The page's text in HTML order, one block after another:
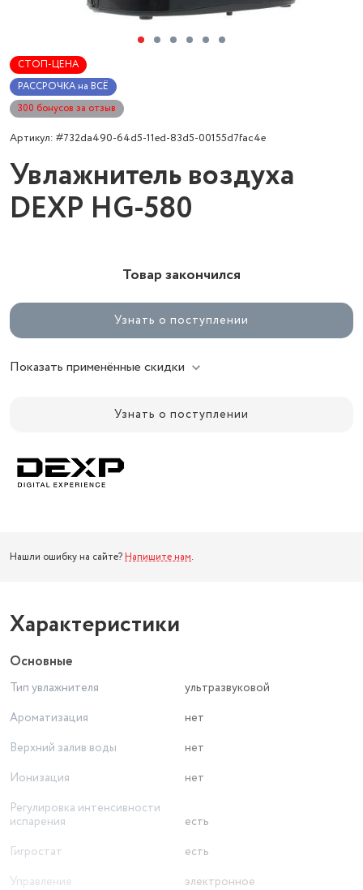
СТОП-ЦЕНА
РАССРОЧКА на ВСЁ
300 бонусов за отзыв
Артикул: #732da490-64d5-11ed-83d5-00155d7fac4e
Увлажнитель воздуха
DEXP HG-580
Товар закончился
Узнать о поступлении
Показать применённые скидки
Узнать о поступлении
Нашли ошибку на сайте? Напишите нам.
Характеристики
Основные
Тип увлажнителя
ультразвуковой
Ароматизация
нет
Верхний залив воды
нет
Ионизация
нет
Регулировка интенсивности
испарения
есть
Гигростат
есть
Управление
электронное